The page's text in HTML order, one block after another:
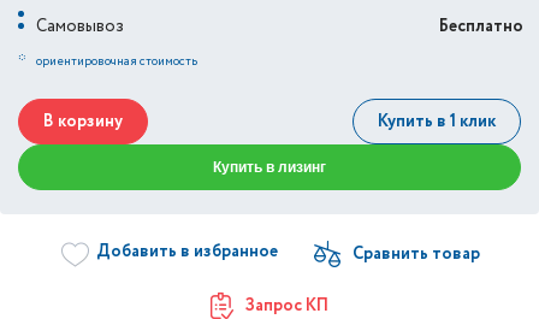
Самовывоз
Бесплатно
* ориентировочная стоимость
В корзину Купить в 1 клик
Купить в лизинг
Добавить в избранное
Запрос КП